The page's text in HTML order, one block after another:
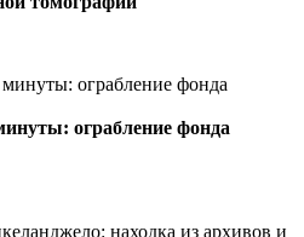
ограбление фонда